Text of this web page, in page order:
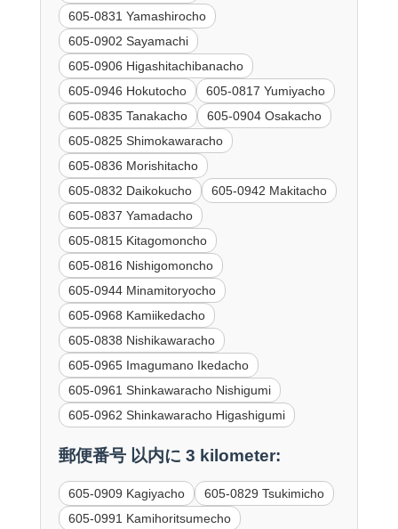
605-0831 Yamashirocho
605-0902 Sayamachi
605-0906 Higashitachibanacho
605-0946 Hokutocho
605-0817 Yumiyacho
605-0835 Tanakacho
605-0904 Osakacho
605-0825 Shimokawaracho
605-0836 Morishitacho
605-0832 Daikokucho
605-0942 Makitacho
605-0837 Yamadacho
605-0815 Kitagomoncho
605-0816 Nishigomoncho
605-0944 Minamitoryocho
605-0968 Kamiikedacho
605-0838 Nishikawaracho
605-0965 Imagumano Ikedacho
605-0961 Shinkawaracho Nishigumi
605-0962 Shinkawaracho Higashigumi
郵便番号 以内に 3 kilometer:
605-0909 Kagiyacho
605-0829 Tsukimicho
605-0991 Kamihoritsumecho